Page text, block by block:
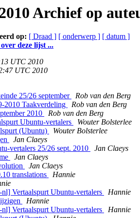
Archief op
op: [ Draad ] [ onderwerp ] [ datum ]
deze lijst ...
UTC 2010
UTC 2010
25/26 september
Rob van den Berg
2010 Taakverdeling
Rob van den Berg
2010
Rob van den Berg
Ubuntu-vertalers
Wouter Bolsterlee
(Ubuntu)
Wouter Bolsterlee
Jan Claeys
vertalers 25/26 sept. 2010
Jan Claeys
Jan Claeys
Jan Claeys
translations
Hannie
Vertaalspurt Ubuntu-vertalers
Hannie
Hannie
Vertaalspurt Ubuntu-vertalers
Hannie